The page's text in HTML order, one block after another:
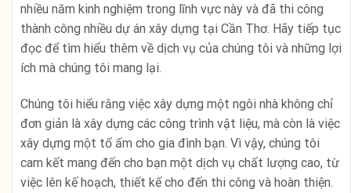
nhiều năm kinh nghiệm trong lĩnh vực này và đã thi công
thành công nhiều dự án xây dựng tại Cần Thơ. Hãy tiếp tục
đọc để tìm hiểu thêm về dịch vụ của chúng tôi và những lợi
ích mà chúng tôi mang lại.
Chúng tôi hiểu rằng việc xây dựng một ngôi nhà không chỉ
đơn giản là xây dựng các công trình vật liệu, mà còn là việc
xây dựng một tổ ấm cho gia đình bạn. Vì vậy, chúng tôi
cam kết mang đến cho bạn một dịch vụ chất lượng cao, từ
việc lên kế hoạch, thiết kế cho đến thi công và hoàn thiện.